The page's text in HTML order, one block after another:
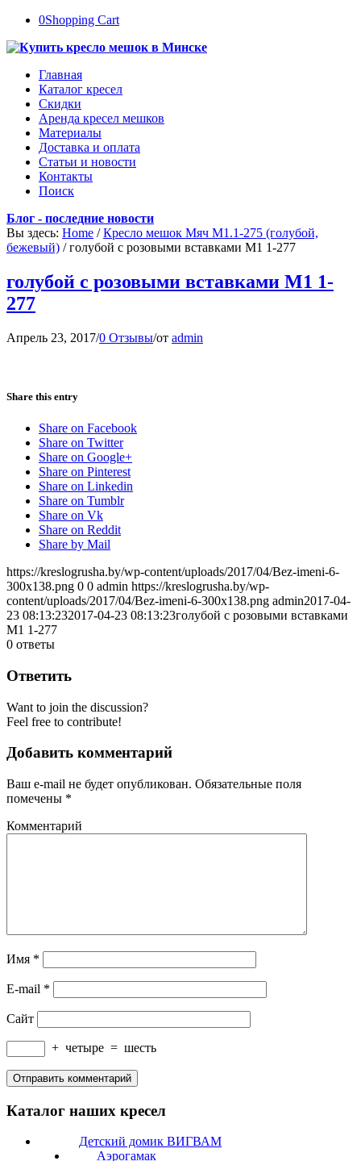
0Shopping Cart
Главная
Каталог кресел
Скидки
Аренда кресел мешков
Материалы
Доставка и оплата
Статьи и новости
Контакты
Поиск
Блог - последние новости
Вы здесь: Home / Кресло мешок Мяч М1.1-275 (голубой,
бежевый) / голубой с розовыми вставками М1 1-277
голубой с розовыми вставками М1 1-
277
Апрель 23, 2017/0 Отзывы/от admin
Share this entry
Share on Facebook
Share on Twitter
Share on Google+
Share on Pinterest
Share on Linkedin
Share on Tumblr
Share on Vk
Share on Reddit
Share by Mail
https://kreslogrusha.by/wp-content/uploads/2017/04/Bez-imeni-6-
300x138.png 0 0 admin https://kreslogrusha.by/wp-
content/uploads/2017/04/Bez-imeni-6-300x138.png admin2017-04-
23 08:13:232017-04-23 08:13:23голубой с розовыми вставками
М1 1-277
0 ответы
Ответить
Want to join the discussion?
Feel free to contribute!
Добавить комментарий
Ваш e-mail не будет опубликован. Обязательные поля
помечены *
Комментарий
Имя *
E-mail *
Сайт
+ четыре = шесть
Каталог наших кресел
Детский домик ВИГВАМ
Аэрогамак